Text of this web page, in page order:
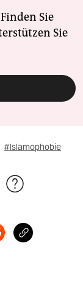
Sie
Sie
#Islamophobie